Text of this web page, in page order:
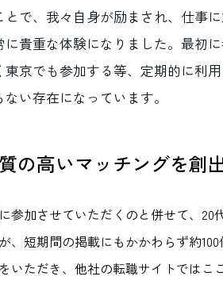
とで、我々自身が励まされ、仕事
貴重な体験になりました。最初
京でも参加する等、定期的に利
い存在になっています。
の高いマッチングを創
参加させていただくのと併せて、
、短期間の掲載にもかかわらず約
いただき、他社の転職サイトではこ